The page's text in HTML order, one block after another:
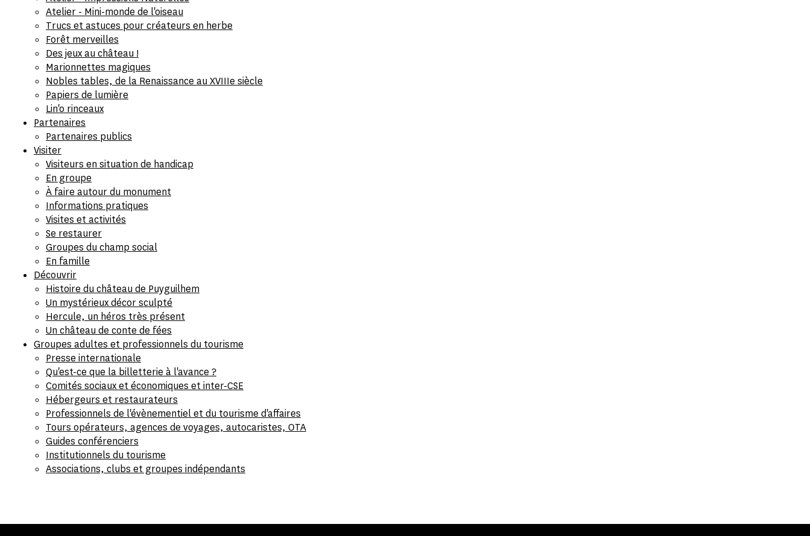
Atelier - Mini-monde de l'oiseau
Trucs et astuces pour créateurs en herbe
Forêt merveilles
Des jeux au château !
Marionnettes magiques
Nobles tables, de la Renaissance au XVIIIe siècle
Papiers de lumière
Lin'o rinceaux
Partenaires
Partenaires publics
Visiter
Visiteurs en situation de handicap
En groupe
À faire autour du monument
Informations pratiques
Visites et activités
Se restaurer
Groupes du champ social
En famille
Découvrir
Histoire du château de Puyguilhem
Un mystérieux décor sculpté
Hercule, un héros très présent
Un château de conte de fées
Groupes adultes et professionnels du tourisme
Presse internationale
Qu'est-ce que la billetterie à l'avance ?
Comités sociaux et économiques et inter-CSE
Hébergeurs et restaurateurs
Professionnels de l'évènementiel et du tourisme d'affaires
Tours opérateurs, agences de voyages, autocaristes, OTA
Guides conférenciers
Institutionnels du tourisme
Associations, clubs et groupes indépendants